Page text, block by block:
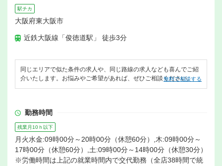
駅チカ
大阪府東大阪市
近鉄大阪線「俊徳道駅」 徒歩3分
同じエリアで似た条件の求人や、同じ路線の求人なども喜んでご紹
介いたします。お悩みやご希望があれば、ぜひご相談ください。
無料で相談する
勤務時間
残業月10ｈ以下
月火水金:09時00分～20時00分（休憩60分）,木:09時00分～
17時00分（休憩60分）,土:09時00分～14時00分（休憩30分）
※労働時間は上記の就業時間内で交代勤務（全店38時間で統